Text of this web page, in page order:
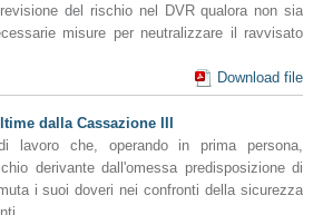
del rischio nel DVR qualora non sia
misure per neutralizzare il ravvisato
Download file
dalla Cassazione III
lavoro che, operando in prima persona,
derivante dall'omessa predisposizione di
i suoi doveri nei confronti della sicurezza